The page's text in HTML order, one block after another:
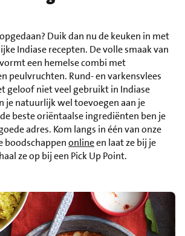
Duik dan nu de keuken in met
Indiase recepten. De volle smaak van
een hemelse combi met
peulvruchten. Rund- en varkensvlees
geloof niet veel gebruikt in Indiase
je natuurlijk wel toevoegen aan je
beste oriëntaalse ingrediënten ben je
adres. Kom langs in één van onze
boodschappenonlineen laat ze bij je
ze op bij een Pick Up Point.